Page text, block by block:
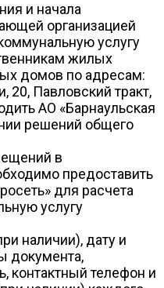
и начала
организацией
услугу
жилых
домов по адресам:
20, Павловский тракт,
АО «Барнаульская
решений общего
в
предоставить
для расчета
услугу
наличии), дату и
документа,
контактный телефон и